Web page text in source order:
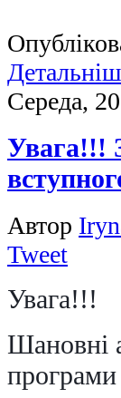
Середа,
Увага!!!
Автор
Tweet
Увага!!!
Шановні
програми